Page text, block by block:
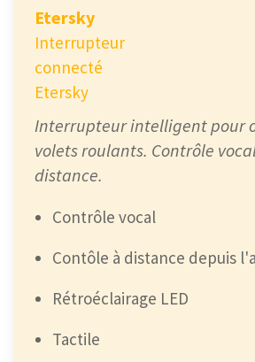
Etersky
Interrupteur
connecté
Etersky
Interrupteur intelligent pour
volets roulants. Contrôle
distance.
Contrôle vocal
Contôle à distance depuis
Rétroéclairage LED
Tactile